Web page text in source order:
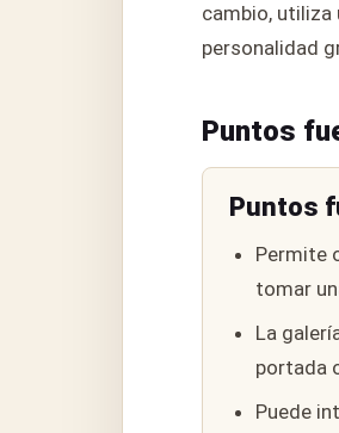
cambio,
personalidad
Puntos
Puntos
Permite
tomar
La
portada
Puede